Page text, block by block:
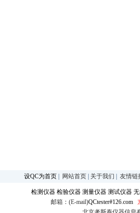
设QC为首页 网站首页 关于我们 友情链
检测仪器 检验仪器 测量仪器 测试仪器
邮箱：(E-mail)QCtester#126.com